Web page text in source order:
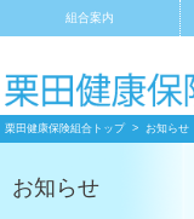
組合案内
栗田健康保険組合トップ> お知らせ
お知らせ